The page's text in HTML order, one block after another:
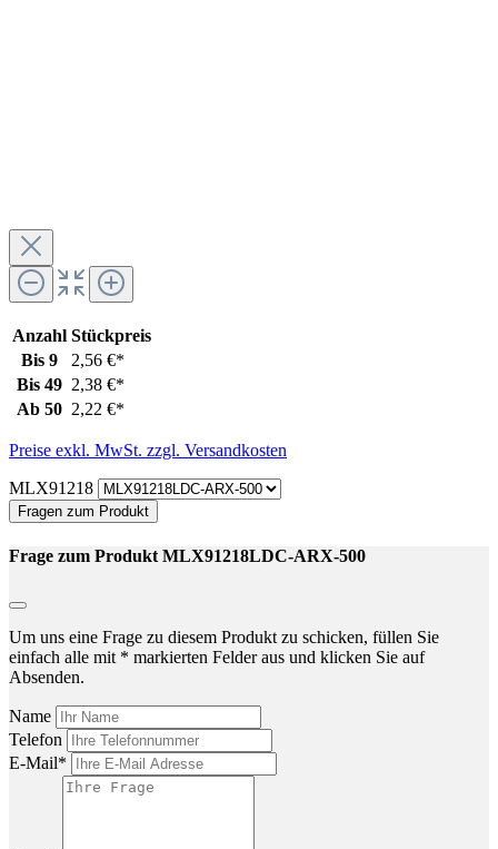
Anzahl Stückpreis
Bis 9
2,56 €*
Bis 49 2,38 €*
Ab 50 2,22 €*
Preise exkl. MwSt. zzgl. Versandkosten
MLX91218
Fragen zum Produkt
Frage zum Produkt MLX91218LDC-ARX-500
Um uns eine Frage zu diesem Produkt zu schicken, füllen Sie
einfach alle mit * markierten Felder aus und klicken Sie auf
Absenden.
Name
Telefon
E-Mail*